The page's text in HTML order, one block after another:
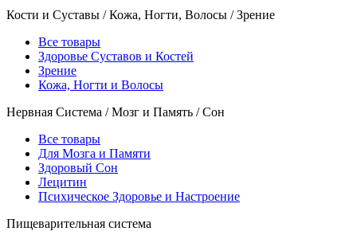
Кости и Суставы / Кожа, Ногти, Волосы / Зрение
Все товары
Здоровье Суставов и Костей
Зрение
Кожа, Ногти и Волосы
Нервная Система / Мозг и Память / Сон
Все товары
Для Мозга и Памяти
Здоровый Сон
Лецитин
Психическое Здоровье и Настроение
Пищеварительная система